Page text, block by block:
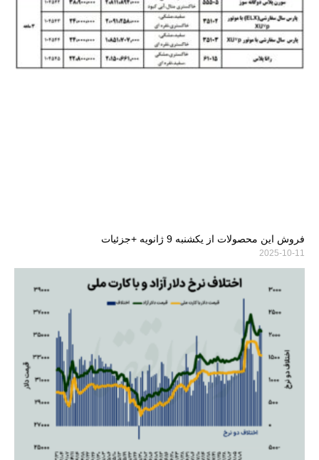
فروش این محصولات از یکشنبه 9 ژانویه +جزئیات
2025-10-11